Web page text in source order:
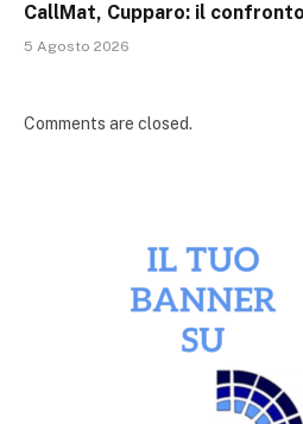
CallMat, Cupparo: il
5 Agosto 2026
Comments are closed.